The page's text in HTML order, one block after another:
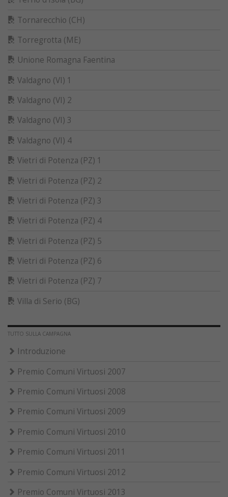
Tornarecchio (CH)
Torregrotta (ME)
Unione Romagna Faentina
Valdagno (VI) 1
Valdagno (VI) 2
Valdagno (VI) 3
Valdagno (VI) 4
Vietri di Potenza (PZ) 1
Vietri di Potenza (PZ) 2
Vietri di Potenza (PZ) 3
Vietri di Potenza (PZ) 4
Vietri di Potenza (PZ) 5
Vietri di Potenza (PZ) 6
Vietri di Potenza (PZ) 7
Villa di Serio (BG)
TUTTO SULLA CAMPAGNA
Introduzione
Premio Comuni Virtuosi 2007
Premio Comuni Virtuosi 2008
Premio Comuni Virtuosi 2009
Premio Comuni Virtuosi 2010
Premio Comuni Virtuosi 2011
Premio Comuni Virtuosi 2012
Premio Comuni Virtuosi 2013